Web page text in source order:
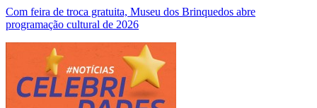
Com feira de troca gratuita, Museu dos Brinquedos abre
programação cultural de 2026